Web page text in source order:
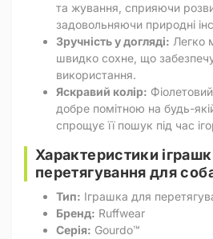
та жування, сприяючи
задовольняючи природні
Зручність у догляді: Легко
швидко сохне, що забезпечує
використання.
Яскравий колір:
добре помітною на будь-
спрощує її пошук під час
Характеристики
перетягування для
Тип: Іграшка для
Бренд: Ruffwear
Серія: Gourdo™